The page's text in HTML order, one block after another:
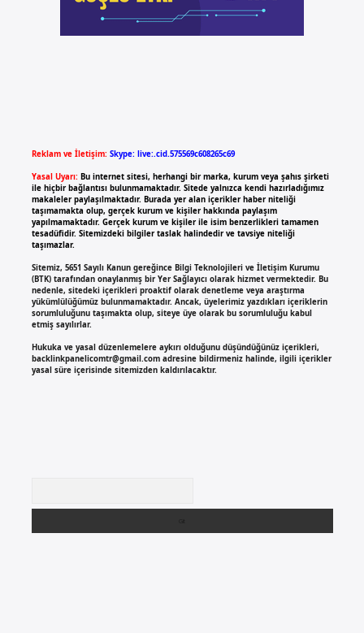
Reklam ve İletişim: Skype: live:.cid.575569c608265c69
Yasal Uyarı: Bu internet sitesi, herhangi bir marka, kurum veya şahıs şirketi
ile hiçbir bağlantısı bulunmamaktadır. Sitede yalnızca kendi hazırladığımız
makaleler paylaşılmaktadır. Burada yer alan içerikler haber niteliği
taşımamakta olup, gerçek kurum ve kişiler hakkında paylaşım
yapılmamaktadır. Gerçek kurum ve kişiler ile isim benzerlikleri tamamen
tesadüfidir. Sitemizdeki bilgiler taslak halindedir ve tavsiye niteliği
taşımazlar.
Sitemiz, 5651 Sayılı Kanun gereğince Bilgi Teknolojileri ve İletişim Kurumu
(BTK) tarafından onaylanmış bir Yer Sağlayıcı olarak hizmet vermektedir. Bu
nedenle, sitedeki içerikleri proaktif olarak denetleme veya araştırma
yükümlülüğümüz bulunmamaktadır. Ancak, üyelerimiz yazdıkları içeriklerin
sorumluluğunu taşımakta olup, siteye üye olarak bu sorumluluğu kabul
etmiş sayılırlar.
Hukuka ve yasal düzenlemelere aykırı olduğunu düşündüğünüz içerikleri,
backlinkpanelicomtr@gmail.comadresine bildirmeniz halinde, ilgili içerikler
yasal süre içerisinde sitemizden kaldırılacaktır.